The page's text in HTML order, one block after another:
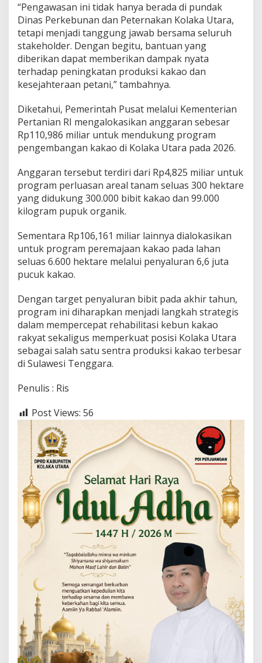
“Pengawasan ini tidak hanya berada di pundak
Dinas Perkebunan dan Peternakan Kolaka Utara,
tetapi menjadi tanggung jawab bersama seluruh
stakeholder. Dengan begitu, bantuan yang
diberikan dapat memberikan dampak nyata
terhadap peningkatan produksi kakao dan
kesejahteraan petani,” tambahnya.
Diketahui, Pemerintah Pusat melalui Kementerian
Pertanian RI mengalokasikan anggaran sebesar
Rp110,986 miliar untuk mendukung program
pengembangan kakao di Kolaka Utara pada 2026.
Anggaran tersebut terdiri dari Rp4,825 miliar untuk
program perluasan areal tanam seluas 300 hektare
yang didukung 300.000 bibit kakao dan 99.000
kilogram pupuk organik.
Sementara Rp106,161 miliar lainnya dialokasikan
untuk program peremajaan kakao pada lahan
seluas 6.600 hektare melalui penyaluran 6,6 juta
pucuk kakao.
Dengan target penyaluran bibit pada akhir tahun,
program ini diharapkan menjadi langkah strategis
dalam mempercepat rehabilitasi kebun kakao
rakyat sekaligus memperkuat posisi Kolaka Utara
sebagai salah satu sentra produksi kakao terbesar
di Sulawesi Tenggara.
Penulis : Ris
Post Views: 56